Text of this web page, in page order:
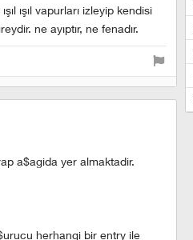
ışıl vapurları izleyip kendisi
ne ayıptır, ne fenadır.
a$agida yer almaktadir.
herhangi bir entry ile